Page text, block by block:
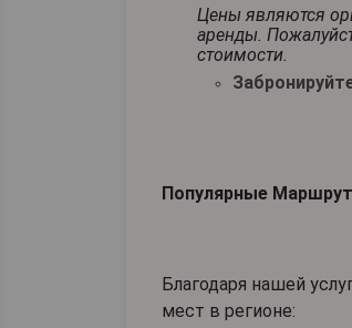
Цены являются
аренды.
стоимости.
Популярные
Благодаря нашей
мест в регионе: